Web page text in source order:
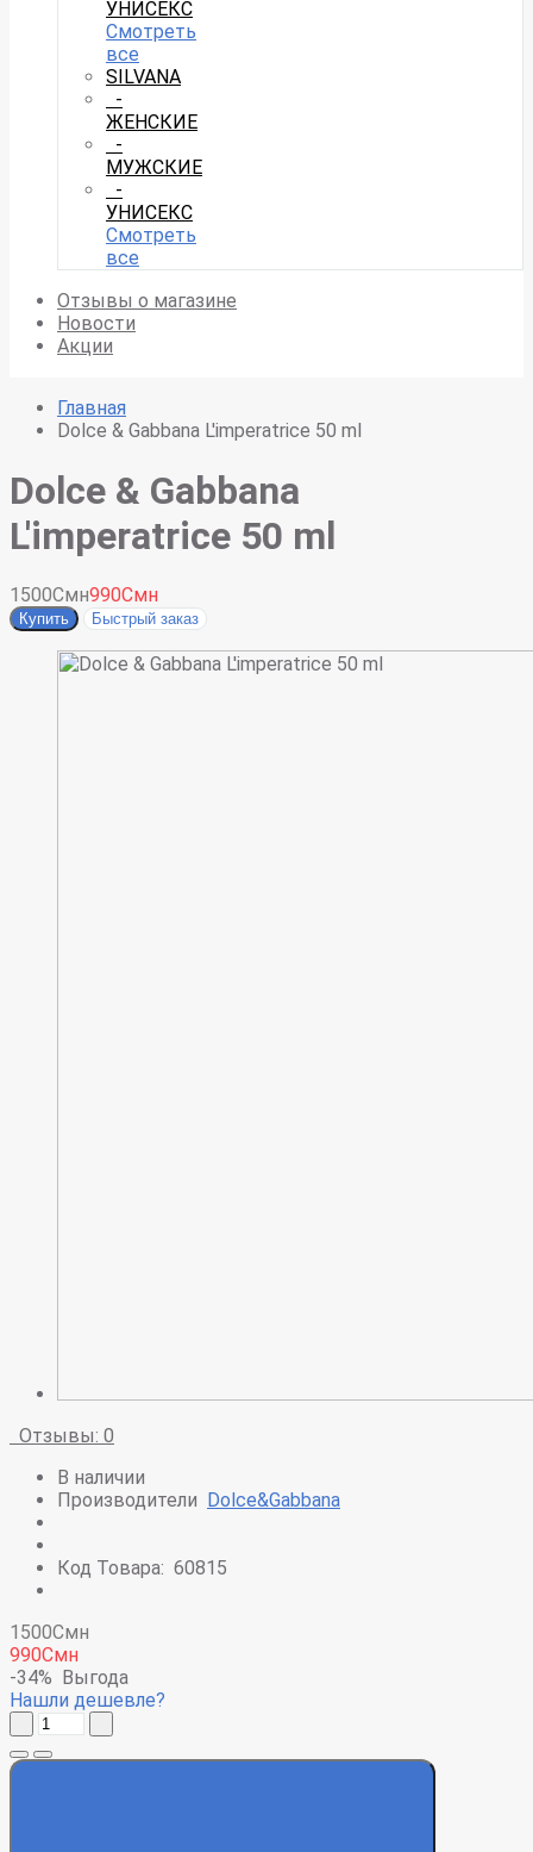
УНИСЕКС
Смотреть
все
SILVANA
-
ЖЕНСКИЕ
-
МУЖСКИЕ
-
УНИСЕКС
Смотреть
все
Отзывы о магазине
Новости
Акции
Главная
Dolce & Gabbana L'imperatrice 50 ml
Dolce & Gabbana
L'imperatrice 50 ml
1500Смн990Смн
Купить Быстрый заказ
Отзывы: 0
В наличии
Производители Dolce&Gabbana
Код Товара: 60815
1500Смн
990Смн
-34% Выгода
Нашли дешевле?